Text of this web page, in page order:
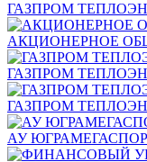
ГАЗПРОМ
АКЦИОНЕРНОЕ
ГАЗПРОМ
ГАЗПРОМ
АУ